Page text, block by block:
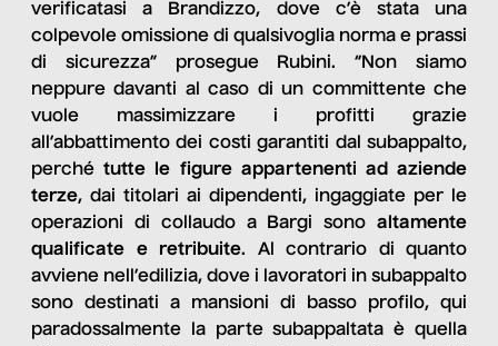
verificatasi a Brandizzo, dove c’è stata una
colpevole omissione di qualsivoglia norma e prassi
di sicurezza” prosegue Rubini. “Non siamo
neppure davanti al caso di un committente che
vuole massimizzare i profitti grazie
all’abbattimento dei costi garantiti dal subappalto,
perchétutte le figure appartenenti ad aziende
terze, dai titolari ai dipendenti, ingaggiate per le
operazioni di collaudo a Bargi sono altamente
qualificate e retribuite. Al contrario di quanto
avviene nell’edilizia, dove i lavoratori in subappalto
sono destinati a mansioni di basso profilo, qui
paradossalmente la parte subappaltata è quella